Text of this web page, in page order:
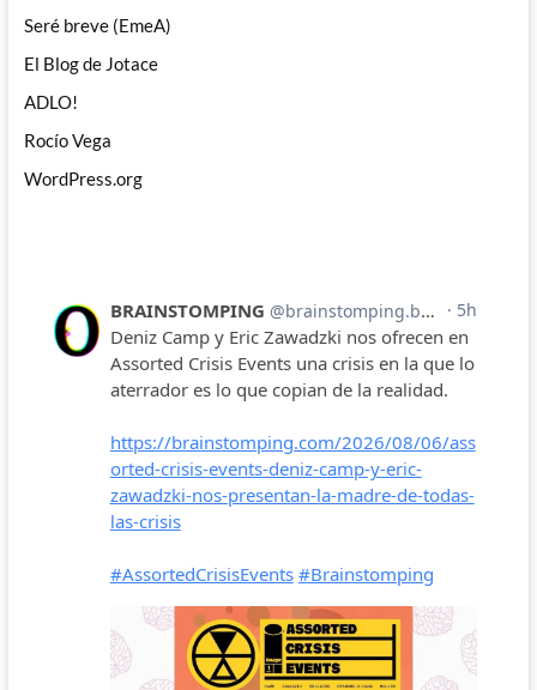
Seré breve (EmeA)
El Blog de Jotace
ADLO!
Rocío Vega
WordPress.org